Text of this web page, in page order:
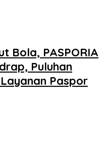
Bola, PASPORIA
Puluhan
Paspor